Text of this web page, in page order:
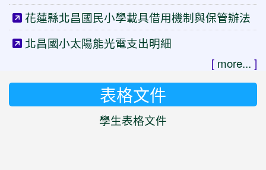
花蓮縣北昌國民小學載具借用機制與保管辦法
北昌國小太陽能光電支出明細
[ more... ]
表格文件
學生表格文件